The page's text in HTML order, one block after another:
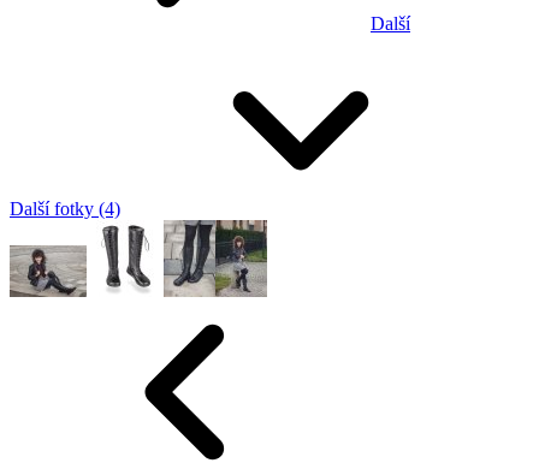
Další
Další fotky (4)